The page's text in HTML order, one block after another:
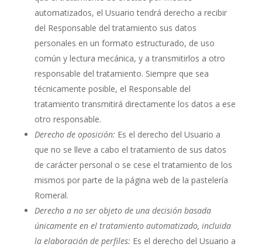
automatizados, el Usuario tendrá derecho a recibir
del Responsable del tratamiento sus datos
personales en un formato estructurado, de uso
común y lectura mecánica, y a transmitirlos a otro
responsable del tratamiento. Siempre que sea
técnicamente posible, el Responsable del
tratamiento transmitirá directamente los datos a ese
otro responsable.
Derecho de oposición: Es el derecho del Usuario a
que no se lleve a cabo el tratamiento de sus datos
de carácter personal o se cese el tratamiento de los
mismos por parte de la página web de la pastelería
Romeral.
Derecho a no ser objeto de una decisión basada
únicamente en el tratamiento automatizado, incluida
la elaboración de perfiles: Es el derecho del Usuario a